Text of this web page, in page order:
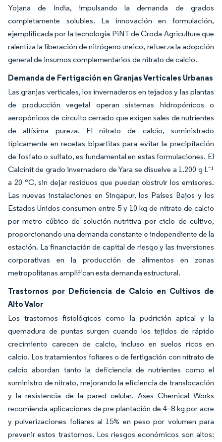
Yojana de India, impulsando la demanda de grados
completamente solubles. La innovación en formulación,
ejemplificada por la tecnología PiNT de Croda Agriculture que
ralentiza la liberación de nitrógeno ureico, refuerza la adopción
general de insumos complementarios de nitrato de calcio.
Demanda de Fertigación en Granjas Verticales Urbanas
Las granjas verticales, los invernaderos en tejados y las plantas
de producción vegetal operan sistemas hidropónicos o
aeropónicos de circuito cerrado que exigen sales de nutrientes
de altísima pureza. El nitrato de calcio, suministrado
típicamente en recetas bipartitas para evitar la precipitación
de fosfato o sulfato, es fundamental en estas formulaciones. El
Calcinit de grado invernadero de Yara se disuelve a 1.200 g L⁻¹
a 20 °C, sin dejar residuos que puedan obstruir los emisores.
Las nuevas instalaciones en Singapur, los Países Bajos y los
Estados Unidos consumen entre 5 y 10 kg de nitrato de calcio
por metro cúbico de solución nutritiva por ciclo de cultivo,
proporcionando una demanda constante e independiente de la
estación. La financiación de capital de riesgo y las inversiones
corporativas en la producción de alimentos en zonas
metropolitanas amplifican esta demanda estructural.
Trastornos por Deficiencia de Calcio en Cultivos de
Alto Valor
Los trastornos fisiológicos como la pudrición apical y la
quemadura de puntas surgen cuando los tejidos de rápido
crecimiento carecen de calcio, incluso en suelos ricos en
calcio. Los tratamientos foliares o de fertigación con nitrato de
calcio abordan tanto la deficiencia de nutrientes como el
suministro de nitrato, mejorando la eficiencia de translocación
y la resistencia de la pared celular. Ases Chemical Works
recomienda aplicaciones de pre-plantación de 4–8 kg por acre
y pulverizaciones foliares al 15% en peso por volumen para
prevenir estos trastornos. Los riesgos económicos son altos: